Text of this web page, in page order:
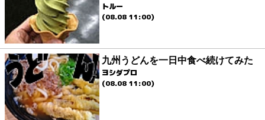
トルー
(08.08 11:00)
九州うどんを一日中食べ続けてみた
ヨシダプロ
(08.08 11:00)